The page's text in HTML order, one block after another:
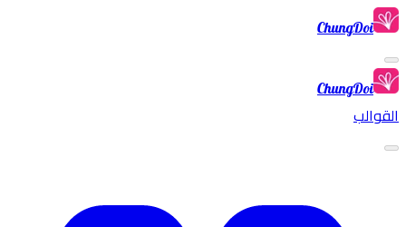
ChungDoi
ChungDoi
القوالب